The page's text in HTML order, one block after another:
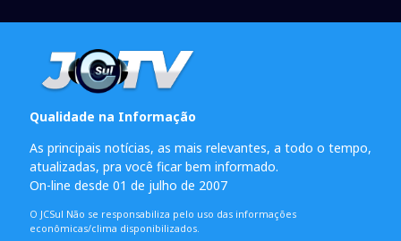
Qualidade na Informação
As principais notícias, as mais relevantes, a todo o tempo,
atualizadas, pra você ficar bem informado.
On-line desde 01 de julho de 2007
O JCSul Não se responsabiliza pelo uso das informações
econômicas/clima disponibilizados.